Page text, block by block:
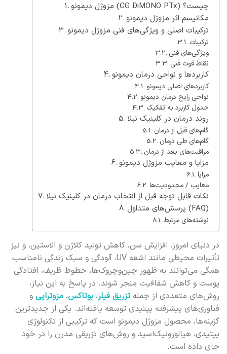
مزوژل دیمونو (CG DiMONO PTx) چیست؟
مکانیسم اثر مزوژل دیمونو
ترکیبات اصلی و ویژگی‌های فنی مزوژل دیمونو
ترکیبات
ویژگی‌های فنی
نقاط قوت فنی
کاربردها و نواحی درمان دیمونو
کاربردهای اصلی دیمونو
نواحی رایج درمان دیمونو
جدول کاربرد به تفکیک
روند درمان در کلینیک نیلا
گام‌های قبل از درمان
گام‌های طی درمان
مراقبت‌های بعد از درمان
مزایا و معایب مزوژل دیمونو
مزایا
معایب / محدودیت‌ها
نکات قابل توجه قبل از انتخاب درمان در کلینیک نیلا
پرسش‌های متداول (FAQ)
نوشته‌های مرتبط
در دنیای امروز، افزایش سن، کاهش تولید کلاژن و الاستین، و نیز
تأثیرات محیطی مانند اشعه UV، آلودگی و سبک زندگی نامناسب،
همگی می‌توانند به ظهور چین‌وچروک‌ها، خطوط ظریف، افتادگی
پوست و کاهش شفافیت منجر شوند. در پاسخ به این نیاز،
روش‌های متعددی از جملهتزریق فیلر، بوتاکس، مزوتراپی و
فناوری‌های پیشرفته پپتیدی توسعه یافته‌اند. یکی از جدیدترین
گزینه‌ها، محصول مزوژل دیمونو است که ترکیبی از تکنولوژی
پپتیدی، هیالورونیک‌اسید و روش‌های تزریقی مدرن را در خود
جای داده است.